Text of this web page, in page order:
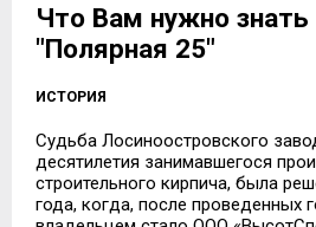
Что Вам нужно
"Полярная 25"
ИСТОРИЯ
Судьба Лосиноостровского
десятилетия занимавшегося
строительного кирпича, была
года, когда, после проведенных